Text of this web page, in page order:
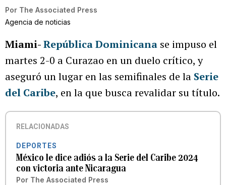
Por The Associated Press
Agencia de noticias
Miami-República Dominicana se impuso el
martes 2-0 a Curazao en un duelo crítico, y
aseguró un lugar en las semifinales de la Serie
del Caribe, en la que busca revalidar su título.
RELACIONADAS
DEPORTES
México le dice adiós a la Serie del Caribe 2024
con victoria ante Nicaragua
Por The Associated Press